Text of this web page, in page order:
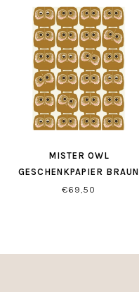
MISTER OWL
GESCHENKPAPIER BRAUN
€69,50